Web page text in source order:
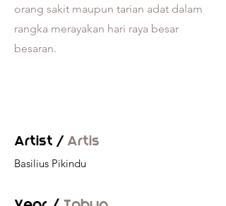
orang sakit maupun tarian adat dalam
rangka merayakan hari raya besar
besaran.
Artist / Artis
Basilius Pikindu